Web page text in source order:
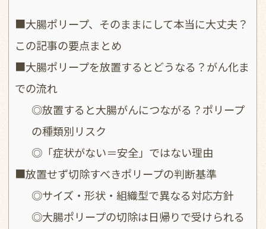
■大腸ポリープ、そのままにして本当に大丈夫？
この記事の要点まとめ
■大腸ポリープを放置するとどうなる？がん化ま
での流れ
◎放置すると大腸がんにつながる？ポリープ
の種類別リスク
◎「症状がない＝安全」ではない理由
■放置せず切除すべきポリープの判断基準
◎サイズ・形状・組織型で異なる対応方針
◎大腸ポリープの切除は日帰りで受けられる